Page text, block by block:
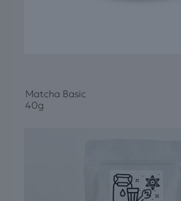
Matcha Basic
40g